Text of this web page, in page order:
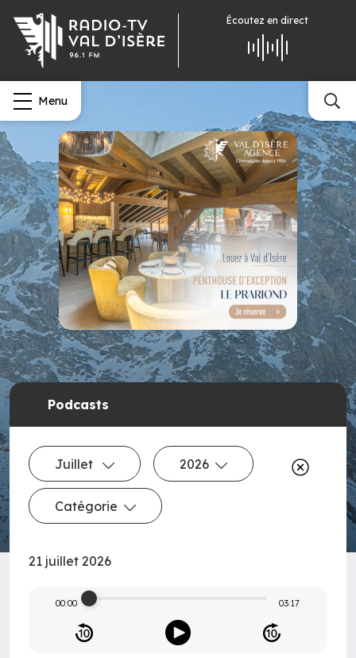
Écoutez en direct
Menu
Podcasts
Juillet 2026
Catégorie
21 juillet 2026
00:00 03:17